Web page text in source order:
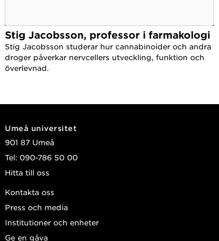
2019
Effects of cannabinoids on the development of
chick embryosin ovo
Scientific Reports
Comparison of neurons derived from mouse P19,
rat PC12 and human SH-SY5Y cells in the
assessment of chemical- and toxin-induced
BMC Pharmacology & Toxicology
CENTRAL LTD 2017, Vol. 18
Popova, Dina; Karlsson, Jessica; Jacobsson, Stig O.
P.
Stig Jacobsson, professor i farmakologi
Stig Jacobsson studerar hur cannabinoider och andra
droger påverkar nervcellers utveckling, funktion och
överlevnad.
Umeå universitet
901 87 Umeå
Tel: 090-786 50 00
Hitta till oss
Kontakta oss
Press och media
Institutioner och enheter
Ge en gåva